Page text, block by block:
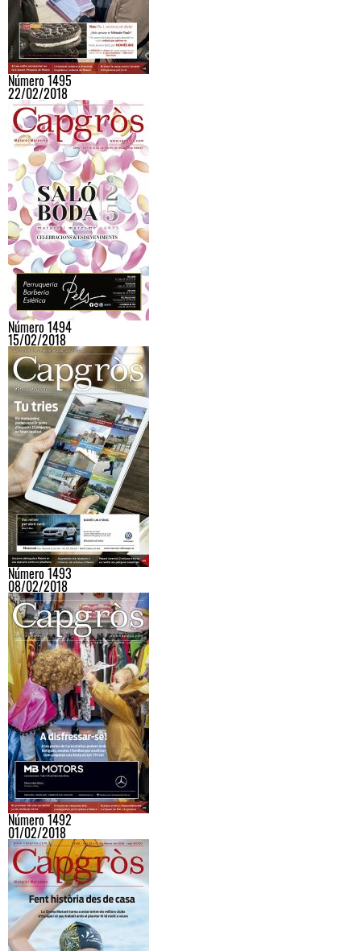
Número 1495
22/02/2018
Número 1494
15/02/2018
Número 1493
08/02/2018
Número 1492
01/02/2018